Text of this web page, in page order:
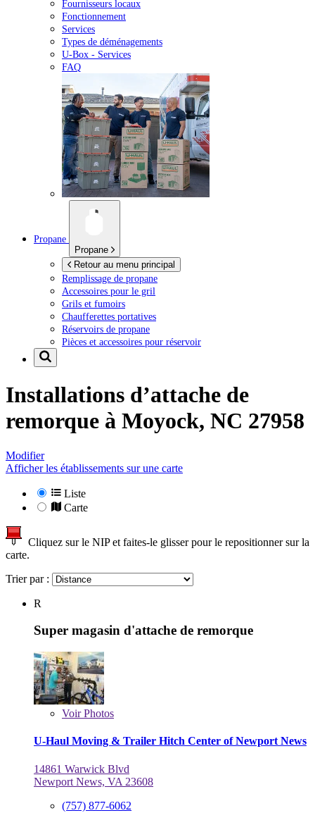
Fournisseurs locaux
Fonctionnement
Services
Types de déménagements
U-Box - Services
FAQ
Propane
Propane
Retour au menu principal
Remplissage de propane
Accessoires pour le gril
Grils et fumoirs
Chaufferettes portatives
Réservoirs de propane
Pièces et accessoires pour réservoir
Installations d’attache de
remorque à Moyock, NC 27958
Modifier
Afficher les établissements sur une carte
Liste
Carte
Cliquez sur le NIP et faites-le glisser pour le repositionner sur la
carte.
Trier par :
R
Super magasin d'attache de remorque
VoirPhotos
U-Haul Moving & Trailer Hitch Center of Newport News
14861 Warwick Blvd
Newport News, VA 23608
(757) 877-6062